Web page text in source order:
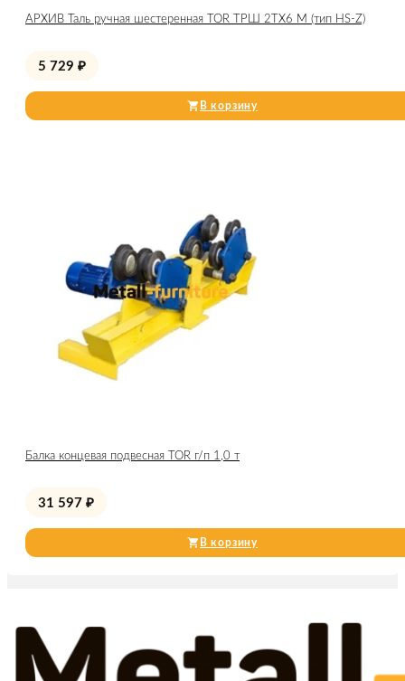
АРХИВ Таль ручная шестеренная TOR ТРШ 2ТХ6 М (тип HS-Z)
5 729 ₽
В корзину
Балка концевая подвесная TOR г/п 1,0 т
31 597 ₽
В корзину